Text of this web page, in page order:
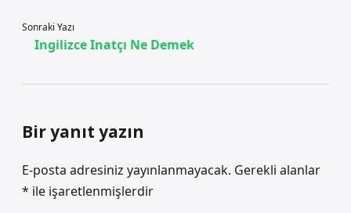
Sonraki Yazı
Ingilizce Inatçı Ne Demek
Bir yanıt yazın
E-posta adresiniz yayınlanmayacak. Gerekli alanlar
* ile işaretlenmişlerdir